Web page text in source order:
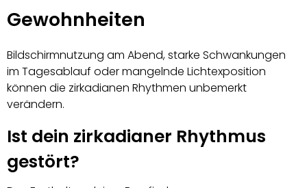
Gewohnheiten
Bildschirmnutzung am Abend, starke Schwankungen
im Tagesablauf oder mangelnde Lichtexposition
können die zirkadianen Rhythmen unbemerkt
verändern.
Ist dein zirkadianer Rhythmus
gestört?